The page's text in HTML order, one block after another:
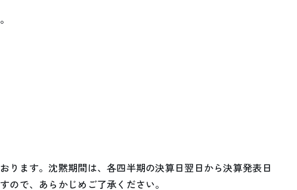
ります。沈黙期間は、各四半期の決算日翌日から決算発表日
で、あらかじめご了承ください。